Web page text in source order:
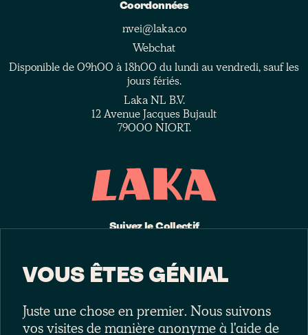
Coordonnées
nvei@laka.co
Webchat
Disponible de 09h00 à 18h00 du lundi au vendredi, sauf les
jours fériés.
Laka NL B.V.
12 Avenue Jacques Bujault
79000 NIORT.
Suivez le Collectif
VOUS ÊTES GÉNIAL
Juste une chose en premier. Nous suivons
vos visites de manière anonyme à l'aide de